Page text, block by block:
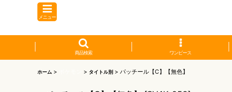
メニュー
商品検索 ワンピース
ホーム > > タイトル別 > パッチール【C】【無色】